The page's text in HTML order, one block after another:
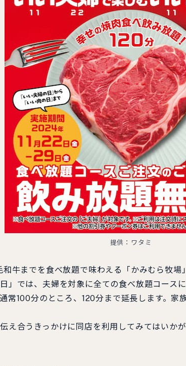
提供：ワタミ
牛までを食べ放題で味わえる「かみむら牧場
」では、夫婦を対象に全ての食べ放題コー
常100分のところ、120分まで延長します。家
え合うきっかけに同店を利用してみてはいか